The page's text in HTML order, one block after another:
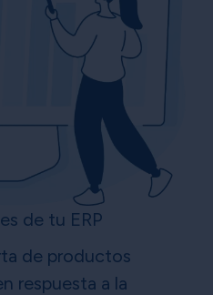
de tu ERP
de productos
respuesta a la